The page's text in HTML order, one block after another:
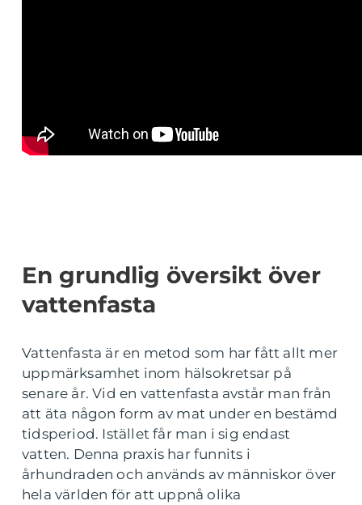
En grundlig översikt över
vattenfasta
Vattenfasta är en metod som har fått allt mer
uppmärksamhet inom hälsokretsar på
senare år. Vid en vattenfasta avstår man från
att äta någon form av mat under en bestämd
tidsperiod. Istället får man i sig endast
vatten. Denna praxis har funnits i
århundraden och används av människor över
hela världen för att uppnå olika